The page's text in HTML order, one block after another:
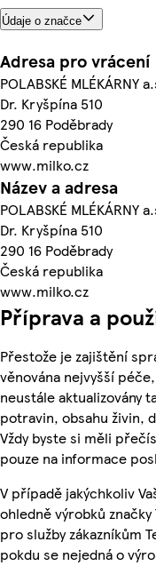
Údaje o značce
Adresa pro vrácení
POLABSKÉ MLÉKÁRNY
Dr. Kryšpína 510
290 16 Poděbrady
Česká republika
www.milko.cz
Název a adresa
POLABSKÉ MLÉKÁRNY
Dr. Kryšpína 510
290 16 Poděbrady
Česká republika
www.milko.cz
Příprava a
Přestože je zajištění
věnována nejvyšší
neustále aktualizovány
potravin, obsahu živin,
Vždy byste si měli
pouze na informace
V případě jakýchkoliv
ohledně výrobků
pro služby zákazníkům
pokdu se nejedná o